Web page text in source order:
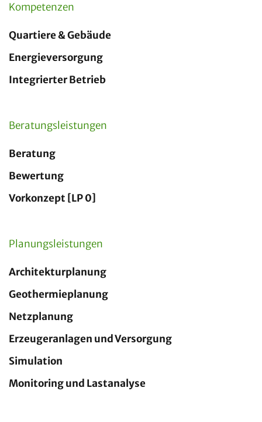
Kompetenzen
Quartiere & Gebäude
Energieversorgung
Integrierter Betrieb
Beratungsleistungen
Beratung
Bewertung
Vorkonzept [LP 0]
Planungsleistungen
Architekturplanung
Geothermieplanung
Netzplanung
Erzeugeranlagen und Versorgung
Simulation
Monitoring und Lastanalyse